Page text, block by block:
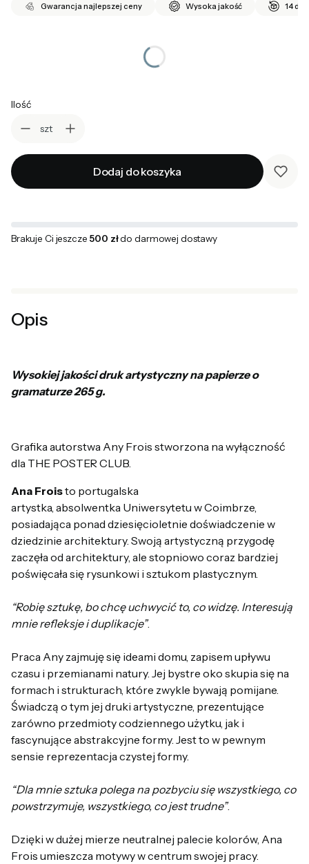
Gwarancja najlepszej ceny Wysoka jakość 14 dni
Ilość
szt
Dodaj do koszyka
Brakuje Ci jeszcze 500 złdo darmowej dostawy
Opis
Wysokiej jakości druk artystyczny na papierze o
gramaturze 265 g.
Grafika autorstwa Any Frois stworzona na wyłączność
dla THE POSTER CLUB.
Ana Froisto portugalska
artystka, absolwentka Uniwersytetu wCoimbrze,
posiadająca ponad dziesięcioletnie doświadczenie w
dziedzinie architektury. Swoją artystyczną przygodę
zaczęła od architektury, ale stopniowo coraz bardziej
poświęcałasię rysunkowi i sztukom plastycznym.
“Robię sztukę, bo chcęuchwycić to, co widzę. Interesują
mnie refleksje i duplikacje”.
Praca Any zajmujęsię ideami domu, zapisem upływu
czasu i przemianami natury. Jej bystre oko skupiasię na
formach i strukturach, które zwykle bywają pomijane.
Świadczą o tym jej druki artystyczne, prezentujące
zarówno przedmiotycodziennego użytku, jak i
fascynujące abstrakcyjne formy. Jestto w pewnym
sensie reprezentacjaczystej formy.
“Dla mnie sztuka polega na pozbyciusię wszystkiego, co
powstrzymuje, wszystkiego, co jest trudne”.
Dzięki wdużej mierze neutralnej palecie kolorów, Ana
Frois umieszcza motywywcentrum swojej pracy.